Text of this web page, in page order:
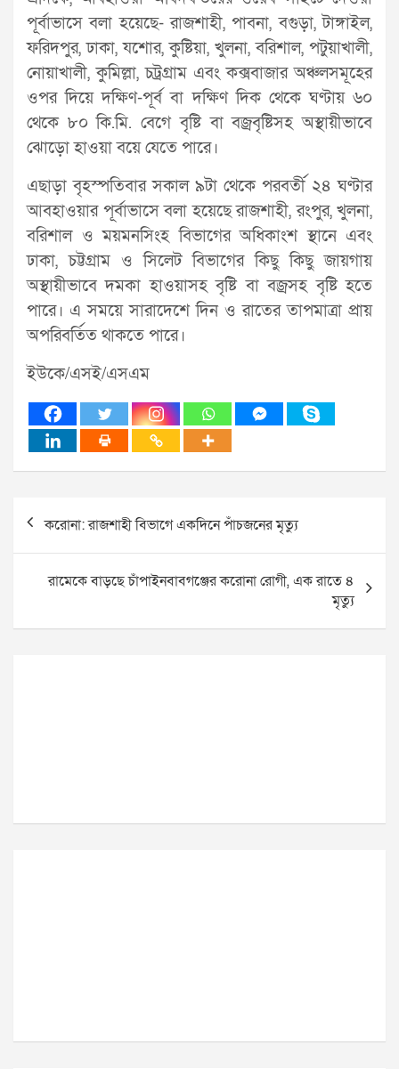
পূর্বাভাসে বলা হয়েছে- রাজশাহী, পাবনা, বগুড়া, টাঙ্গাইল,
ফরিদপুর, ঢাকা, যশোর, কুষ্টিয়া, খুলনা, বরিশাল, পটুয়াখালী,
নোয়াখালী, কুমিল্লা, চট্রগ্রাম এবং কক্সবাজার অঞ্চলসমূহের
ওপর দিয়ে দক্ষিণ-পূর্ব বা দক্ষিণ দিক থেকে ঘণ্টায় ৬০
থেকে ৮০ কি.মি. বেগে বৃষ্টি বা বজ্রবৃষ্টিসহ অস্থায়ীভাবে
ঝোড়ো হাওয়া বয়ে যেতে পারে।
এছাড়া বৃহস্পতিবার সকাল ৯টা থেকে পরবর্তী ২৪ ঘণ্টার
আবহাওয়ার পূর্বাভাসে বলা হয়েছে রাজশাহী, রংপুর, খুলনা,
বরিশাল ও ময়মনসিংহ বিভাগের অধিকাংশ স্থানে এবং
ঢাকা, চট্টগ্রাম ও সিলেট বিভাগের কিছু কিছু জায়গায়
অস্থায়ীভাবে দমকা হাওয়াসহ বৃষ্টি বা বজ্রসহ বৃষ্টি হতে
পারে। এ সময়ে সারাদেশে দিন ও রাতের তাপমাত্রা প্রায়
অপরিবর্তিত থাকতে পারে।
ইউকে/এসই/এসএম
Post
navigation
করোনা: রাজশাহী বিভাগে একদিনে পাঁচজনের মৃত্যু
রামেকে বাড়ছে চাঁপাইনবাবগঞ্জের করোনা রোগী, এক রাতে ৪
মৃত্যু